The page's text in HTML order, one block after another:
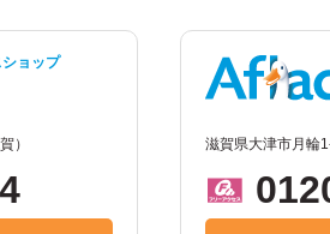
ョップ
） 滋賀県大津市月輪